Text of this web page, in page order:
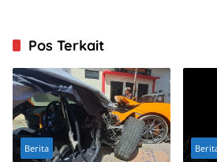
Pos Terkait
Berita